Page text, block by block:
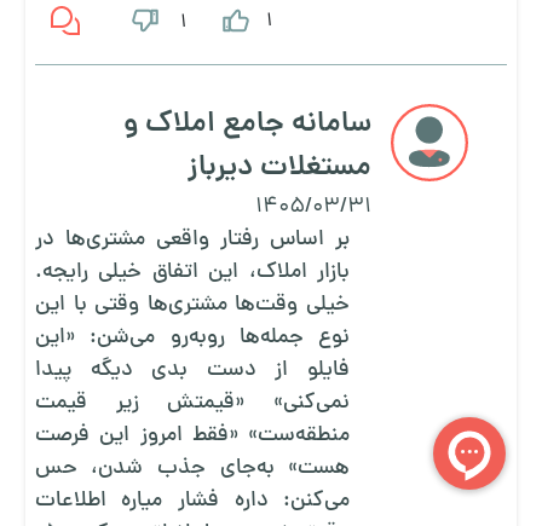
1
1
سامانه جامع املاک و
مستغلات دیرباز
1405/03/31
بر اساس رفتار واقعی مشتری‌ها در
بازار املاک، این اتفاق خیلی رایجه.
خیلی وقت‌ها مشتری‌ها وقتی با این
نوع جمله‌ها روبه‌رو می‌شن: «این
فایلو از دست بدی دیگه پیدا
نمی‌کنی» «قیمتش زیر قیمت
منطقه‌ست» «فقط امروز این فرصت
هست» به‌جای جذب شدن، حس
می‌کنن: داره فشار میاره اطلاعات